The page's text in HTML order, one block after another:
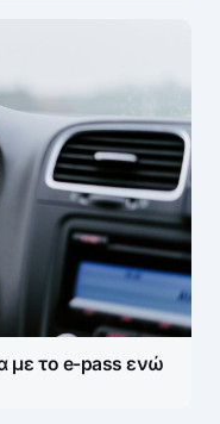
με το e-pass ενώ